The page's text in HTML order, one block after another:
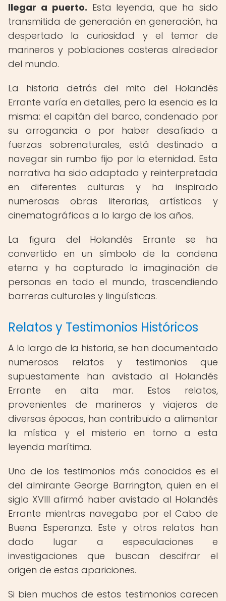
llegar a puerto. Esta leyenda, que ha sido
transmitida de generación en generación, ha
despertado la curiosidad y el temor de
marineros y poblaciones costeras alrededor
del mundo.
La historia detrás del mito del Holandés
Errante varía en detalles, pero la esencia es la
misma: el capitán del barco, condenado por
su arrogancia o por haber desafiado a
fuerzas sobrenaturales, está destinado a
navegar sin rumbo fijo por la eternidad. Esta
narrativa ha sido adaptada y reinterpretada
en diferentes culturas y ha inspirado
numerosas obras literarias, artísticas y
cinematográficas a lo largo de los años.
La figura del Holandés Errante se ha
convertido en un símbolo de la condena
eterna y ha capturado la imaginación de
personas en todo el mundo, trascendiendo
barreras culturales y lingüísticas.
Relatos y Testimonios Históricos
A lo largo de la historia, se han documentado
numerosos relatos y testimonios que
supuestamente han avistado al Holandés
Errante en alta mar. Estos relatos,
provenientes de marineros y viajeros de
diversas épocas, han contribuido a alimentar
la mística y el misterio en torno a esta
leyenda marítima.
Uno de los testimonios más conocidos es el
del almirante George Barrington, quien en el
siglo XVIII afirmó haber avistado al Holandés
Errante mientras navegaba por el Cabo de
Buena Esperanza. Este y otros relatos han
dado lugar a especulaciones e
investigaciones que buscan descifrar el
origen de estas apariciones.
Si bien muchos de estos testimonios carecen